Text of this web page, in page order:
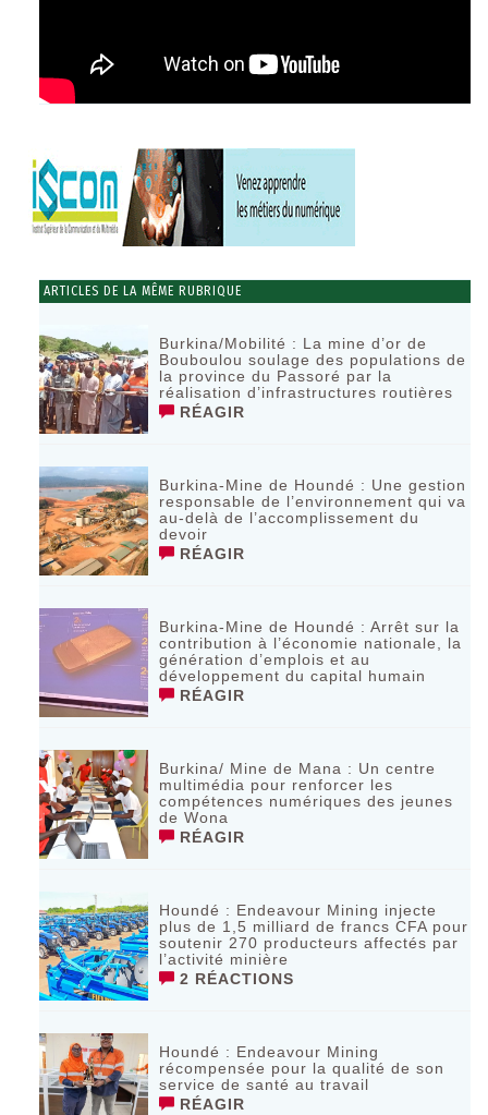
ARTICLES DE LA MÊME RUBRIQUE
Burkina/Mobilité : La mine d’or de
Bouboulou soulage des populations de
la province du Passoré par la
réalisation d’infrastructures routières
RÉAGIR
Burkina-Mine de Houndé : Une gestion
responsable de l’environnement qui va
au-delà de l’accomplissement du
devoir
RÉAGIR
Burkina-Mine de Houndé : Arrêt sur la
contribution à l’économie nationale, la
génération d’emplois et au
développement du capital humain
RÉAGIR
Burkina/ Mine de Mana : Un centre
multimédia pour renforcer les
compétences numériques des jeunes
de Wona
RÉAGIR
Houndé : Endeavour Mining injecte
plus de 1,5 milliard de francs CFA pour
soutenir 270 producteurs affectés par
l’activité minière
2 RÉACTIONS
Houndé : Endeavour Mining
récompensée pour la qualité de son
service de santé au travail
RÉAGIR